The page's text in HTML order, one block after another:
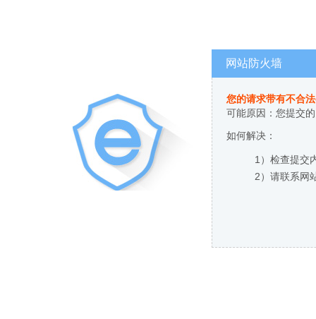
网站防火墙
您的请求带有不合
可能原因：您提交
如何解决：
1）检查提交
2）请联系网